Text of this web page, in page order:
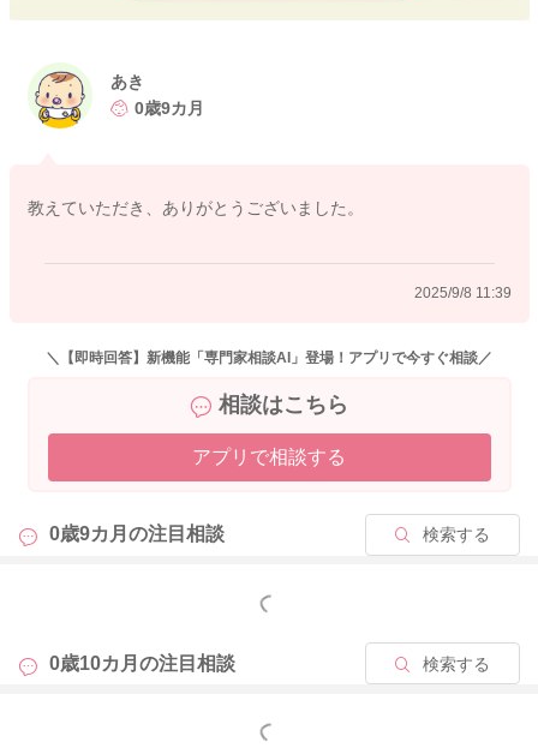
あき
0歳9カ月
教えていただき、ありがとうございました。
2025/9/8 11:39
＼【即時回答】新機能「専門家相談AI」登場！アプリで今すぐ相談／
相談はこちら
アプリで相談する
0歳9カ月の注目相談 検索する
もっと見る
0歳10カ月の注目相談 検索する
もっと見る